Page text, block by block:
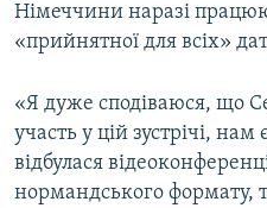
Німеччини наразі
«прийнятної для всіх»
«Я дуже сподіваюся, що
участь у цій зустрічі,
відбулася
нормандського формату,